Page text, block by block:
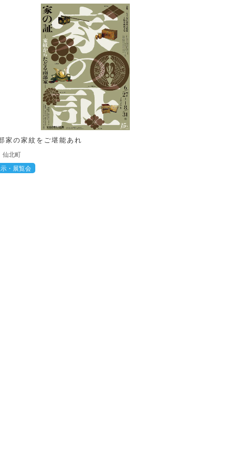
家の家紋をご堪能あれ
仙北町
・展覧会